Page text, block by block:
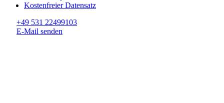
Kostenfreier Datensatz
+49 531 22499103
E-Mail senden